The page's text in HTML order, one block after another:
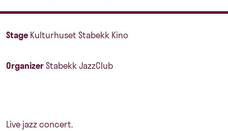
Stage Kulturhuset Stabekk Kino
OrganizerStabekk JazzClub
Live jazz concert.